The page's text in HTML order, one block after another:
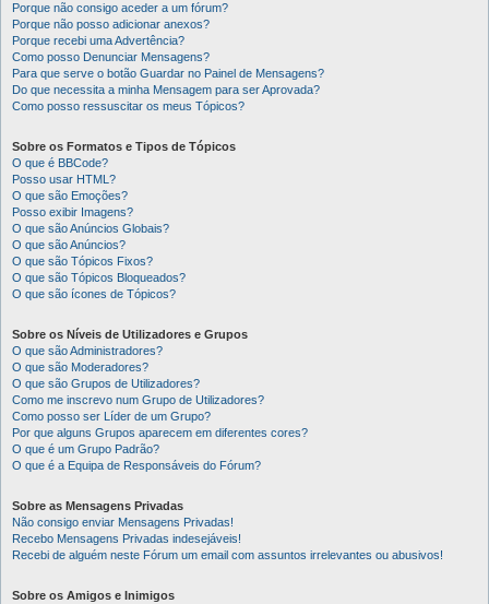
Porque não consigo aceder a um fórum?
Porque não posso adicionar anexos?
Porque recebi uma Advertência?
Como posso Denunciar Mensagens?
Para que serve o botão Guardar no Painel de Mensagens?
Do que necessita a minha Mensagem para ser Aprovada?
Como posso ressuscitar os meus Tópicos?
Sobre os Formatos e Tipos de Tópicos
O que é BBCode?
Posso usar HTML?
O que são Emoções?
Posso exibir Imagens?
O que são Anúncios Globais?
O que são Anúncios?
O que são Tópicos Fixos?
O que são Tópicos Bloqueados?
O que são ícones de Tópicos?
Sobre os Níveis de Utilizadores e Grupos
O que são Administradores?
O que são Moderadores?
O que são Grupos de Utilizadores?
Como me inscrevo num Grupo de Utilizadores?
Como posso ser Líder de um Grupo?
Por que alguns Grupos aparecem em diferentes cores?
O que é um Grupo Padrão?
O que é a Equipa de Responsáveis do Fórum?
Sobre as Mensagens Privadas
Não consigo enviar Mensagens Privadas!
Recebo Mensagens Privadas indesejáveis!
Recebi de alguém neste Fórum um email com assuntos irrelevantes ou abusivos!
Sobre os Amigos e Inimigos